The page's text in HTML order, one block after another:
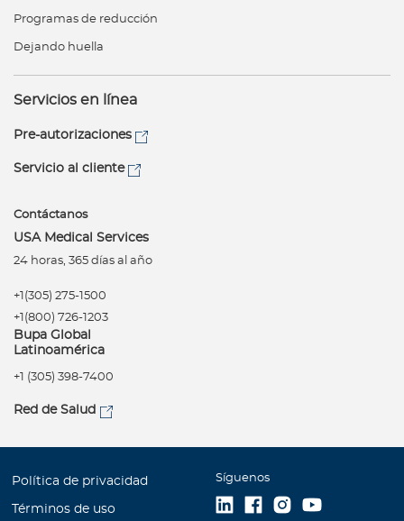
Programas de reducción
Dejando huella
Servicios en línea
Pre-autorizaciones
Servicio al cliente
Contáctanos
USA Medical Services
24 horas, 365 días al año
+1(305) 275-1500
+1(800) 726-1203
Bupa Global
Latinoamérica
+1 (305) 398-7400
Red de Salud
Política de privacidad
Términos de uso
Síguenos